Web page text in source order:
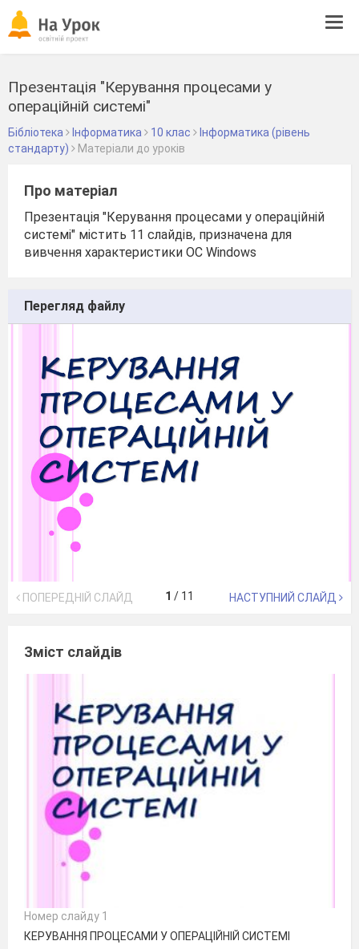
Презентація "Керування процесами у
операційній системі"
Бібліотека Інформатика 10 клас
Інформатика (рівень
стандарту)
Матеріали до уроків
Про матеріал
Презентація "Керування процесами у операційній
системі" містить 11 слайдів, призначена для
вивчення характеристики ОС Windows
Перегляд файлу
ПОПЕРЕДНІЙ СЛАЙД 1 / 11 НАСТУПНИЙ СЛАЙД
Зміст слайдів
Номер слайду 1
КЕРУВАННЯ ПРОЦЕСАМИ У ОПЕРАЦІЙНІЙ СИСТЕМІ